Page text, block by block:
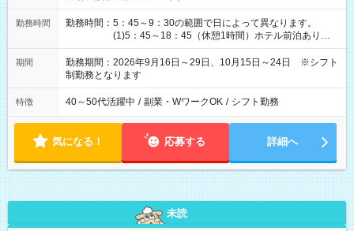
勤務時間
勤務時間：5：45～9：30の範囲で日によって異なります。
(1)5：45～18：45（休憩1時間）ホテル前泊あり！
(2)6：00～19：00（休憩1時間）ホテル前泊あり！
(3)6：45～19：45（休憩1時間） (4)7：
30～20：30（休憩1時間） (5)8：30～18：00（休憩
1時間） (6)9：30～21：30（休憩1時間）
期間
勤務期間：2026年9月16日～29日、10月15日～24日 ※シフト
制勤務となります
特徴 40～50代活躍中 / 副業・WワークOK / シフト勤務
気になる！ 応募する 詳細へ
未読